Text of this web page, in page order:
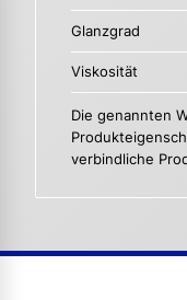
Glanzgrad
Viskosität
Die genannten
verbindliche